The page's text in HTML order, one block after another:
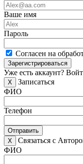
Ваше имя
Пароль
Согласен на
Зарегистрироваться
Уже есть аккаунт?
X
Записаться
ФИО
Телефон
Отправить
X
Связаться с
ФИО